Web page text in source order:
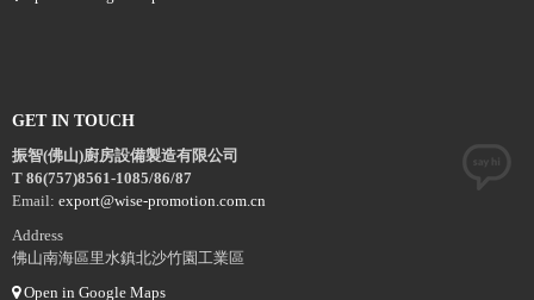
GET IN TOUCH
振智(佛山)廚房設備製造有限公司
T 86(757)8561-1085/86/87
Email: export@wise-promotion.com.cn
Address
佛山南海區里水鎮北沙竹園工業區
Open in Google Maps